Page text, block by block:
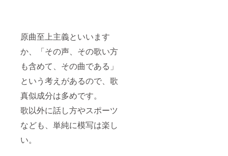
原曲至上主義といいます
か、「その声、その歌い方
も含めて、その曲である」
という考えがあるので、歌
真似成分は多めです。
歌以外に話し方やスポーツ
なども、単純に模写は楽し
い。